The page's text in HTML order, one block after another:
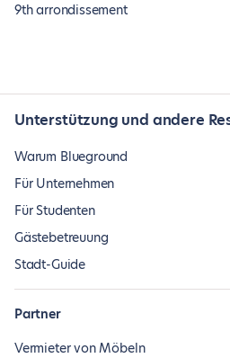
9th arrondissement
Unterstützung und andere
Warum Blueground
Für Unternehmen
Für Studenten
Gästebetreuung
Stadt-Guide
Partner
Vermieter von Möbeln